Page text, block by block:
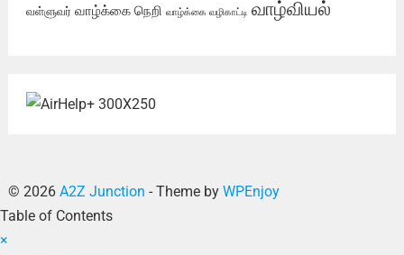
வள்ளுவர் வாழ்க்கை நெறி வாழ்க்கை வழிகாட்டி வாழ்வியல்
© 2026 A2Z Junction - Theme by WPEnjoy
Table of Contents
×